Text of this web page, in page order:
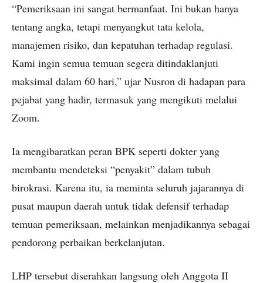
“Pemeriksaan ini sangat bermanfaat. Ini bukan hanya
tentang angka, tetapi menyangkut tata kelola,
manajemen risiko, dan kepatuhan terhadap regulasi.
Kami ingin semua temuan segera ditindaklanjuti
maksimal dalam 60 hari,” ujar Nusron di hadapan para
pejabat yang hadir, termasuk yang mengikuti melalui
Zoom.
Ia mengibaratkan peran BPK seperti dokter yang
membantu mendeteksi “penyakit” dalam tubuh
birokrasi. Karena itu, ia meminta seluruh jajarannya di
pusat maupun daerah untuk tidak defensif terhadap
temuan pemeriksaan, melainkan menjadikannya sebagai
pendorong perbaikan berkelanjutan.
LHP tersebut diserahkan langsung oleh Anggota II